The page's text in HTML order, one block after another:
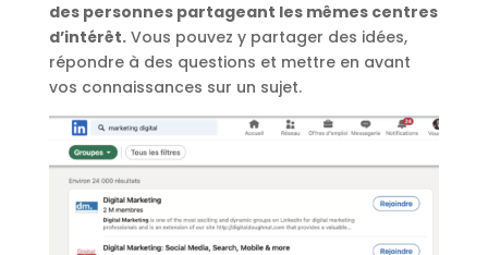
des personnes partageant les mêmes centres
d’intérêt.Vous pouvez y partager des idées,
répondre à des questions et mettre en avant
vos connaissances sur un sujet.